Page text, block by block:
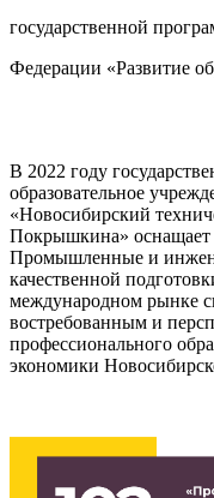
государственной
Федерации «Развитие
В 2022 году
образовательное
«Новосибирский
Покрышкина» оснащает
Промышленные и
качественной
международном рынке
востребованным и
профессионального
экономики